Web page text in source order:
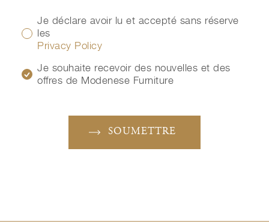
Je déclare avoir lu et accepté sans réserve
les
Privacy Policy
Je souhaite recevoir des nouvelles et des
offres de Modenese Furniture
SOUMETTRE